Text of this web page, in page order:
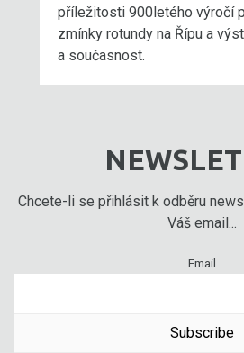
příležitosti 900letého výročí
zmínky rotundy na Řípu a
a současnost.
Chcete-li se přihlásit k odběru
Váš email...
Email
Subscribe